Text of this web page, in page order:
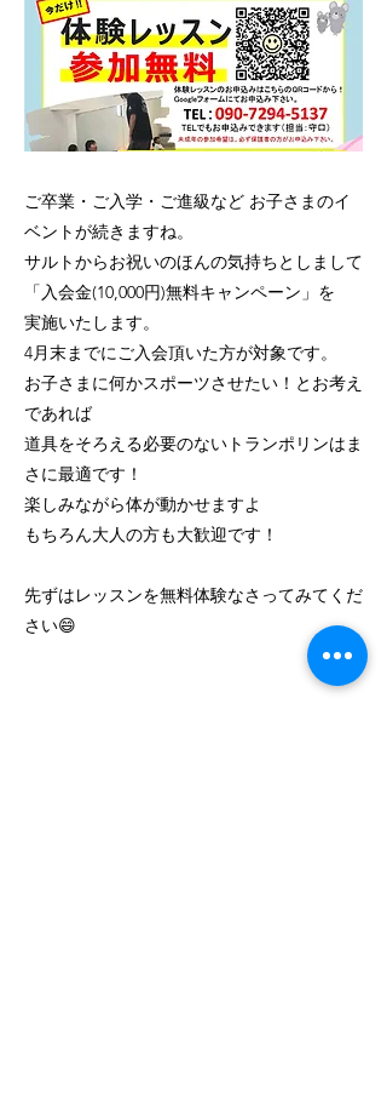
ご卒業・ご入学・ご進級など お子さまのイ
ベントが続きますね。
サルトからお祝いのほんの気持ちとしまして
「入会金(10,000円)無料キャンペーン」を
実施いたします。
4月末までにご入会頂いた方が対象です。
お子さまに何かスポーツさせたい！とお考え
であれば
道具をそろえる必要のないトランポリンはま
さに最適です！
楽しみながら体が動かせますよ
もちろん大人の方も大歓迎です！
先ずはレッスンを無料体験なさってみてくだ
さい😄